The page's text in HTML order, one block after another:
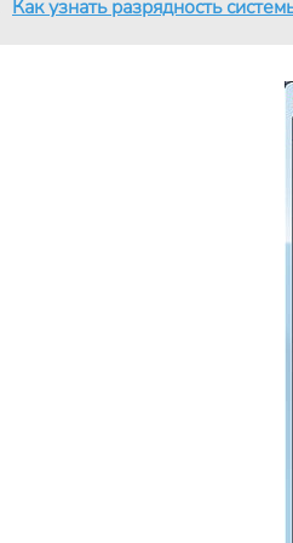
Как узнать разрядность